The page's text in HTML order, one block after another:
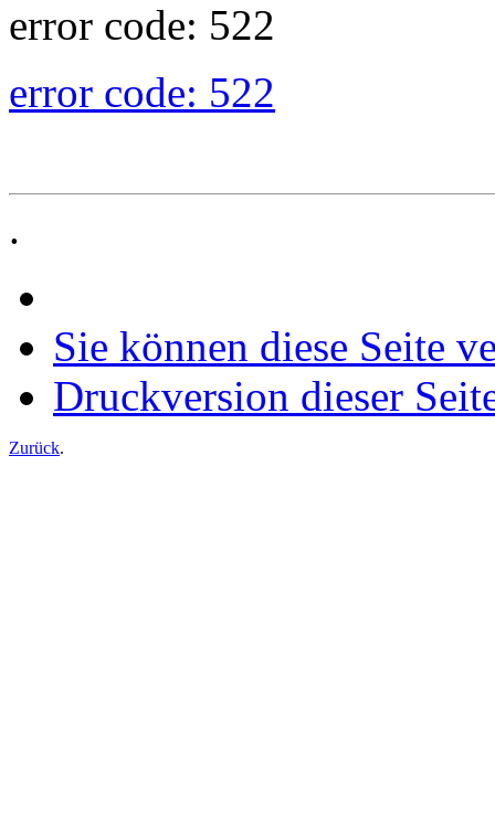
error code: 522
error code: 522
.
Sie können diese Seite
Druckversion dieser
Zurück.